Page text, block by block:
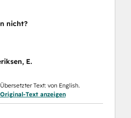
nicht?
E.
Übersetzter Text: von English.
Original-Text anzeigen